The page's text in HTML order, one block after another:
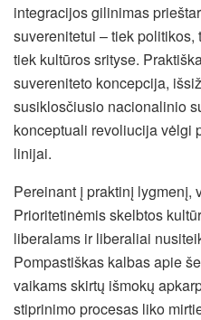
integracijos gilinimas
suverenitetui – tiek
tiek kultūros srityse.
suvereniteto koncepcija,
susiklosčiusio nacionalinio
konceptuali revoliucija vėlgi
linijai.
Pereinant į praktinį lygmenį,
Prioritetinėmis skelbtos
liberalams ir liberaliai
Pompastiškas kalbas apie
vaikams skirtų išmokų
stiprinimo procesas liko